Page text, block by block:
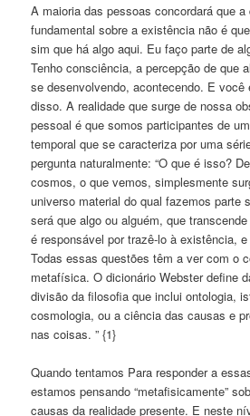
A maioria das pessoas concordará que
fundamental sobre a existência não é
sim que há algo aqui. Eu faço parte de
Tenho consciência, a percepção de que
se desenvolvendo, acontecendo. E você
disso. A realidade que surge de nossa
pessoal é que somos participantes de
temporal que se caracteriza por uma
pergunta naturalmente: “O que é isso?
cosmos, o que vemos, simplesmente
universo material do qual fazemos parte
será que algo ou alguém, que
é responsável por trazê-lo à existência,
Todas essas questões têm a ver com o
metafísica. O dicionário Webster define
divisão da filosofia que inclui ontologia,
cosmologia, ou a ciência das causas e
nas coisas. ” {1}
Quando tentamos Para responder a
estamos pensando “metafisicamente”
causas da realidade presente. E neste